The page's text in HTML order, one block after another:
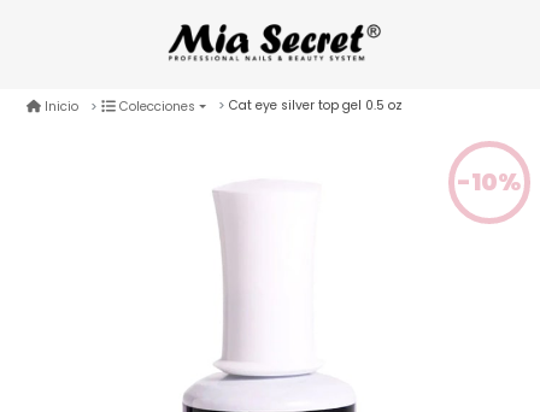
Inicio Colecciones Cat eye silver top gel 0.5 oz
-10%